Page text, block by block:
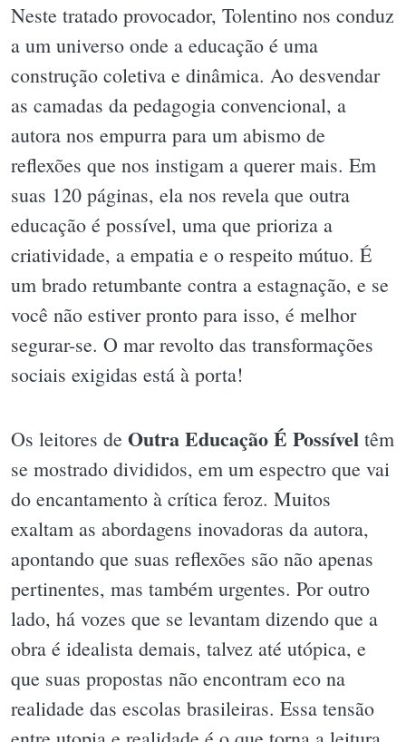
Neste tratado provocador, Tolentino nos conduz
a um universo onde a educação é uma
construção coletiva e dinâmica. Ao desvendar
as camadas da pedagogia convencional, a
autora nos empurra para um abismo de
reflexões que nos instigam a querer mais. Em
suas 120 páginas, ela nos revela que outra
educação é possível, uma que prioriza a
criatividade, a empatia e o respeito mútuo. É
um brado retumbante contra a estagnação, e se
você não estiver pronto para isso, é melhor
segurar-se. O mar revolto das transformações
sociais exigidas está à porta!
Os leitores de Outra Educação É Possível têm
se mostrado divididos, em um espectro que vai
do encantamento à crítica feroz. Muitos
exaltam as abordagens inovadoras da autora,
apontando que suas reflexões são não apenas
pertinentes, mas também urgentes. Por outro
lado, há vozes que se levantam dizendo que a
obra é idealista demais, talvez até utópica, e
que suas propostas não encontram eco na
realidade das escolas brasileiras. Essa tensão